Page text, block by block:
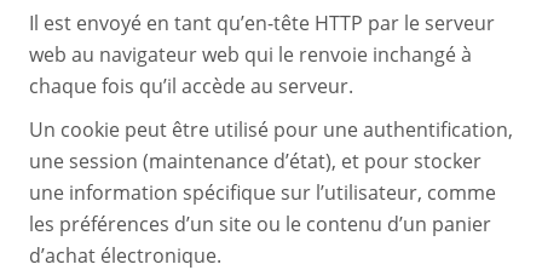
Il est envoyé en tant qu’en-tête HTTP par le serveur
web au navigateur web qui le renvoie inchangé à
chaque fois qu’il accède au serveur.
Un cookie peut être utilisé pour une authentification,
une session (maintenance d’état), et pour stocker
une information spécifique sur l’utilisateur, comme
les préférences d’un site ou le contenu d’un panier
d’achat électronique.